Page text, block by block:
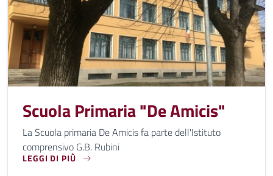
Scuola Primaria "De Amicis"
La Scuola primaria De Amicis fa parte dell'Istituto
comprensivo G.B. Rubini
LEGGI DI PIÙ
LA SCUOLA PRIMARIA DE AMICIS FA PARTE DELL'ISTITUTO